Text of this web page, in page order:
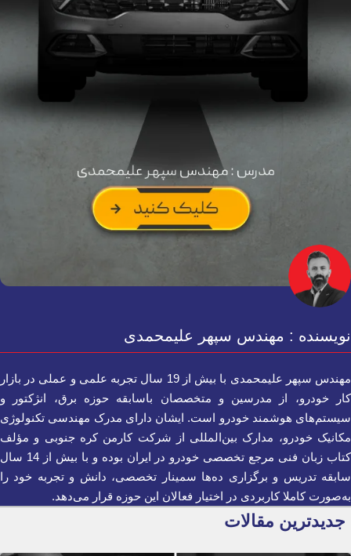
نویسنده : مهندس سپهر علیمحمدی
مهندس سپهر علیمحمدی با بیش از 19 سال تجربه علمی و عملی در بازار
کار خودرو، از مدرسین و متخصصان باسابقه حوزه برق، انژکتور و
سیستم‌های هوشمند خودرو است. ایشان دارای مدرک مهندسی تکنولوژی
مکانیک خودرو، مدارک بین‌المللی از شرکت کارمن کره جنوبی و مؤلف
کتاب زبان فنی مرجع تخصصی خودرو در ایران بوده و با بیش از 14 سال
سابقه تدریس و برگزاری ده‌ها سمینار تخصصی، دانش و تجربه خود را
به‌صورت کاملا کاربردی در اختیار فعالان این حوزه قرار می‌دهد.
جدیدترین مقالات